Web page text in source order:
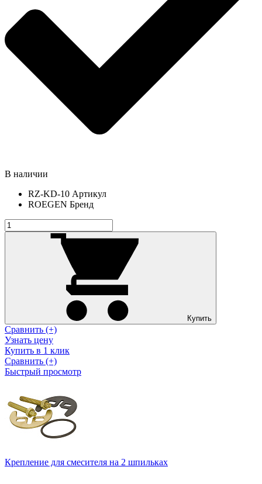
В наличии
RZ-KD-10 Артикул
ROEGEN Бренд
Купить
Сравнить (+)
Узнать цену
Купить в 1 клик
Сравнить (+)
Быстрый просмотр
Крепление для смесителя на 2 шпильках